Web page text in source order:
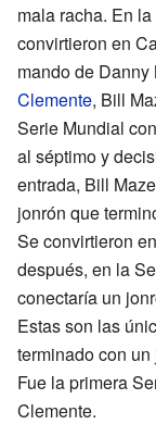
mala racha. En
convirtieron en
mando de
Clemente, Bill
Serie Mundial
al séptimo y
entrada, Bill
jonrón que
Se convirtieron
después, en la
conectaría un
Estas son las
terminado con
Fue la primera
Clemente.